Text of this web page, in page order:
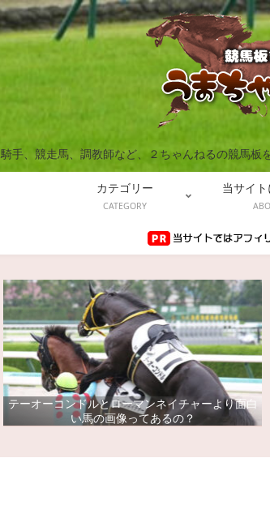
騎手、競走馬、調教師など、２ちゃんねるの競馬板
カテゴリー
CATEGORY
当サイ
テーオーコンドルとローマンネイチャーより面白
い馬の画像ってあるの？